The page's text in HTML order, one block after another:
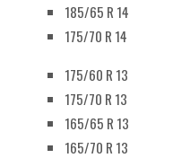
185/65 R 14
175/70 R 14
175/60 R 13
175/70 R 13
165/65 R 13
165/70 R 13